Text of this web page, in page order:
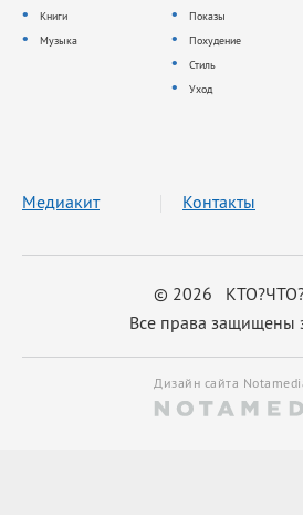
Книги
Музыка
Показы
Похудение
Стиль
Уход
© 2026
Все права защищены
Медиакит Контакты
Дизайн сайта